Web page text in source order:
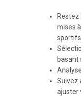
mises
sportifs.
basant
Suivez
ajuster